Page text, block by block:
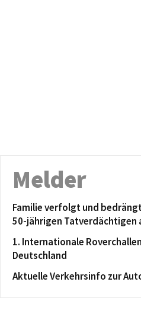
Melder
Familie verfolgt und
50-jährigen Tatverdächtigen
1. Internationale
Deutschland
Aktuelle Verkehrsinfo zur